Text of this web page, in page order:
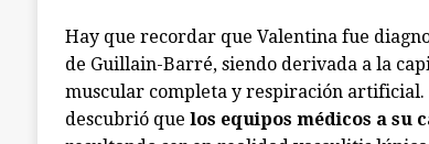
Hay que recordar que Valentina fue
de Guillain-Barré, siendo derivada a la
muscular completa y respiración artificial.
descubrió que los equipos médicos a su